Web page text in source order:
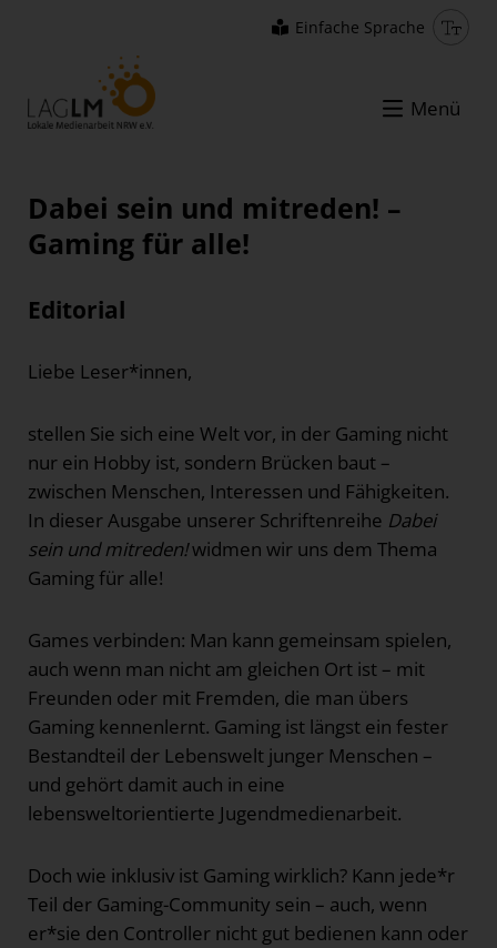
Einfache Sprache
Menü
Dabei sein und mitreden! –
Gaming für alle!
Editorial
Liebe Leser*innen,
stellen Sie sich eine Welt vor, in der Gaming nicht
nur ein Hobby ist, sondern Brücken baut –
zwischen Menschen, Interessen und Fähigkeiten.
In dieser Ausgabe unserer Schriftenreihe Dabei
sein und mitreden!widmen wir uns dem Thema
Gaming für alle!
Games verbinden: Man kann gemeinsam spielen,
auch wenn man nicht am gleichen Ort ist – mit
Freunden oder mit Fremden, die man übers
Gaming kennenlernt. Gaming ist längst ein fester
Bestandteil der Lebenswelt junger Menschen –
und gehört damit auch in eine
lebensweltorientierte Jugendmedienarbeit.
Doch wie inklusiv ist Gaming wirklich? Kann jede*r
Teil der Gaming-Community sein – auch, wenn
er*sie den Controller nicht gut bedienen kann oder